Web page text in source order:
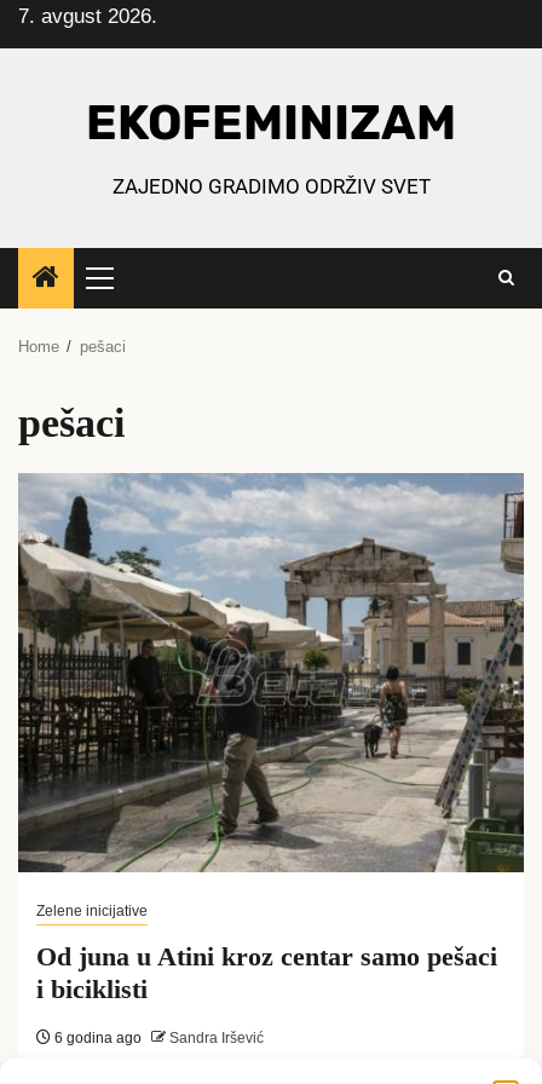
Skip
to
7. avgust 2026.
EKOFEMINIZAM
ZAJEDNO GRADIMO ODRŽIV SVET
Primary
Menu
Home pešaci
pešaci
Zelene inicijative
Od juna u Atini kroz centar samo pešaci
i biciklisti
6 godina ago Sandra Iršević